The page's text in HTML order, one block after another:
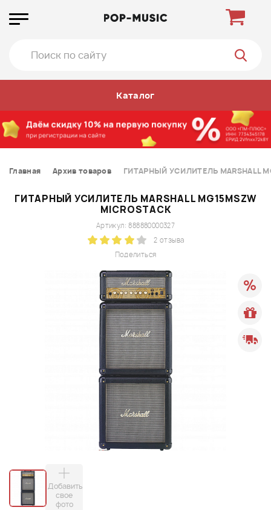
Каталог
Главная Архив товаров ГИТАРНЫЙ УСИЛИТЕЛЬ MARSHALL
ГИТАРНЫЙ УСИЛИТЕЛЬ MARSHALL MG15MSZW
MICROSTACK
Поделиться
Артикул: 888880000327
2 отзыва
Добавить
свое
фото